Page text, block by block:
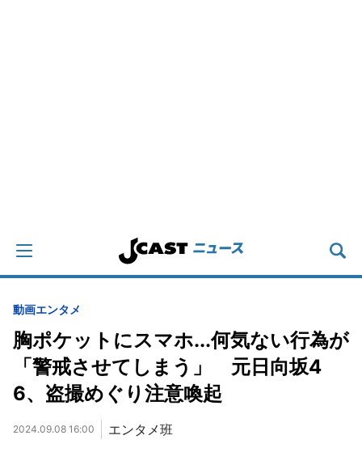
動画エンタメ
胸ポケットにスマホ...何気ない行為が
「警戒させてしまう」 元日向坂4
6、盗撮めぐり注意喚起
2024.09.08 16:00 エンタメ班